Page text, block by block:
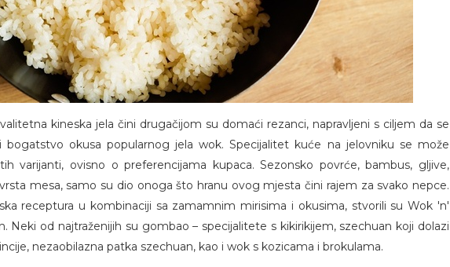
kineska jela čini drugačijom su domaći rezanci, napravljeni s ciljem da se
bogatstvo okusa popularnog jela wok. Specijalitet kuće na jelovniku se može
varijanti, ovisno o preferencijama kupaca. Sezonsko povrće, bambus, gljive,
mesa, samo su dio onoga što hranu ovog mjesta čini rajem za svako nepce.
receptura u kombinaciji sa zamamnim mirisima i okusima, stvorili su Wok 'n'
Neki od najtraženijih su gombao – specijalitete s kikirikijem, szechuan koji dolazi
nezaobilazna patka szechuan, kao i wok s kozicama i brokulama.